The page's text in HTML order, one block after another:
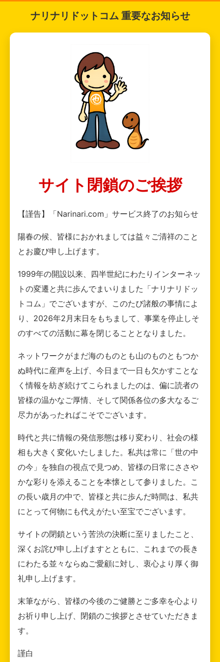
ナリナリドットコム 重要なお知らせ
サイト閉鎖のご挨拶
【謹告】「Narinari.com」サービス終了のお知らせ
陽春の候、皆様におかれましては益々ご清祥のこと
とお慶び申し上げます。
1999年の開設以来、四半世紀にわたりインターネッ
トの変遷と共に歩んでまいりました「ナリナリドッ
トコム」でございますが、このたび諸般の事情によ
り、2026年2月末日をもちまして、事業を停止しそ
のすべての活動に幕を閉じることとなりました。
ネットワークがまだ海のものとも山のものともつか
ぬ時代に産声を上げ、今日まで一日も欠かすことな
く情報を紡ぎ続けてこられましたのは、偏に読者の
皆様の温かなご厚情、そして関係各位の多大なるご
尽力があったればこそでございます。
時代と共に情報の発信形態は移り変わり、社会の様
相も大きく変化いたしました。私共は常に「世の中
の今」を独自の視点で見つめ、皆様の日常にささや
かな彩りを添えることを本懐として参りました。こ
の長い歳月の中で、皆様と共に歩んだ時間は、私共
にとって何物にも代えがたい至宝でございます。
サイトの閉鎖という苦渋の決断に至りましたこと、
深くお詫び申し上げますとともに、これまでの長き
にわたる並々ならぬご愛顧に対し、衷心より厚く御
礼申し上げます。
末筆ながら、皆様の今後のご健勝とご多幸を心より
お祈り申し上げ、閉鎖のご挨拶とさせていただきま
す。
謹白